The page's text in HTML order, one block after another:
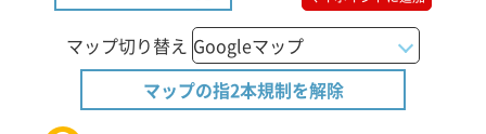
マップ切り替え
マップの指2本規制を解除